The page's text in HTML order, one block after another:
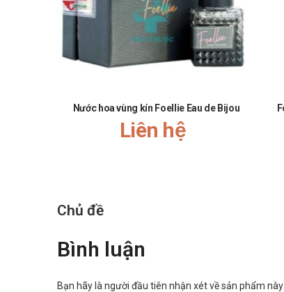
Nước hoa vùng kín Foellie Eau de Bijou
Liên hệ
Chủ đề
Bình luận
Bạn hãy là người đầu tiên nhận xét về sản phẩm này